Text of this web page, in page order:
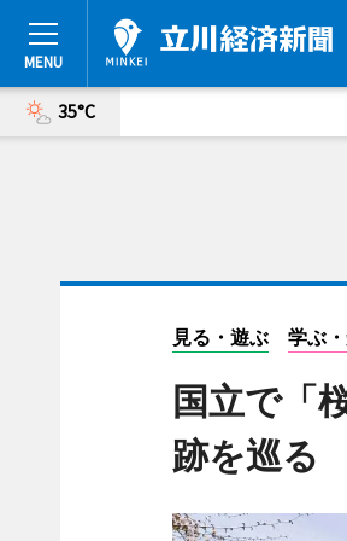
35°C
見る・遊ぶ 学ぶ
国立で「
跡を巡る